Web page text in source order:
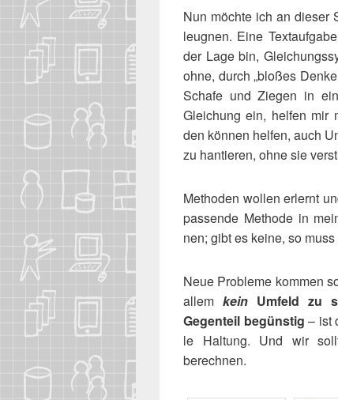
Nun möch­te ich an die­ser
leug­nen. Eine
der Lage bin,
ohne, durch „blo­ßes
Scha­fe und Zie­gen in
Glei­chung ein, hel­fen mir
den kön­nen hel­fen, auch
zu han­tie­ren, ohne sie
Metho­den wol­len erlernt
pas­sen­de Metho­de in
nen; gibt es kei­ne, so
Neue Pro­ble­me kom­men
allem keinUmfeld zu
Gegen­teil begüns­tig – ist
le Hal­tung. Und wir
berechnen.